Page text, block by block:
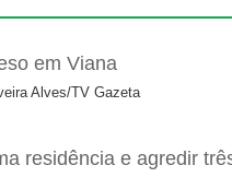
Alves/TV Gazeta
residência e agredir